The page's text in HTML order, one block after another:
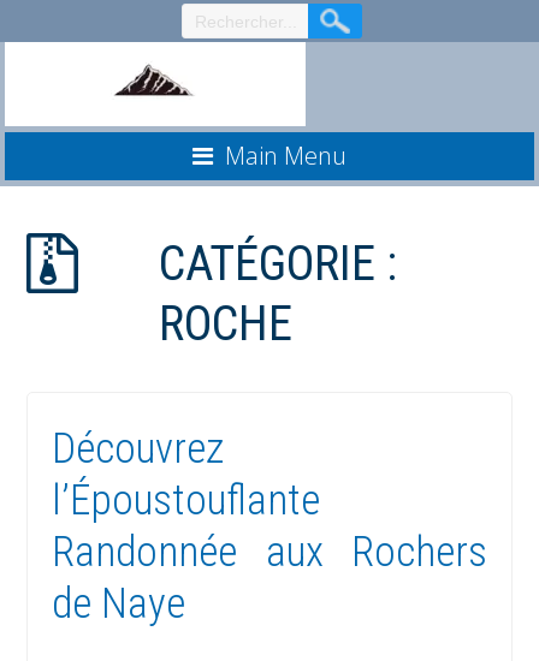
au
Main Menu
CATÉGORIE :
ROCHE
Découvrez
l’Époustouflante
Randonnée aux Rochers
de Naye